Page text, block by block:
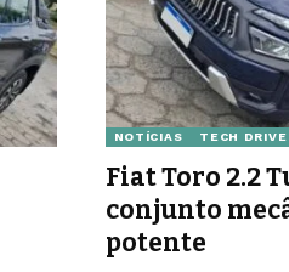
NOTÍCIAS TECH DRIVE
Fiat Toro 2.2
conjunto
potente